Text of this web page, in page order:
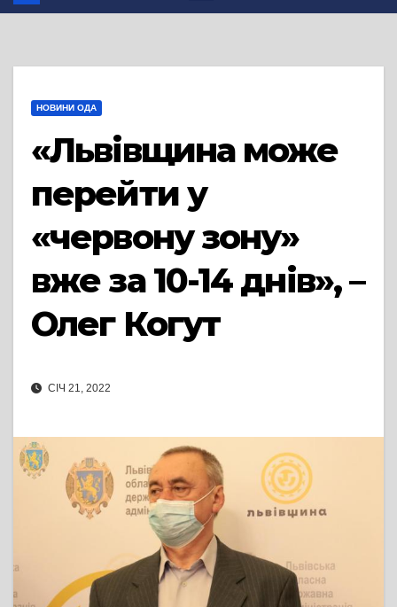
НОВИНИ ОДА
«Львівщина може
перейти у
«червону зону»
вже за 10-14 днів», –
Олег Когут
СІЧ 21, 2022